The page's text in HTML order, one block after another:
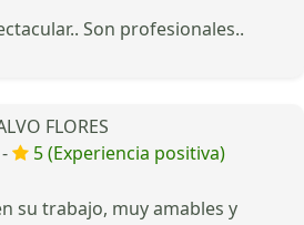
Son profesionales..
FLORES
5 (Experiencia positiva)
su trabajo, muy amables y